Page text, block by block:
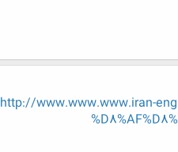
http://www.www.www.iran-